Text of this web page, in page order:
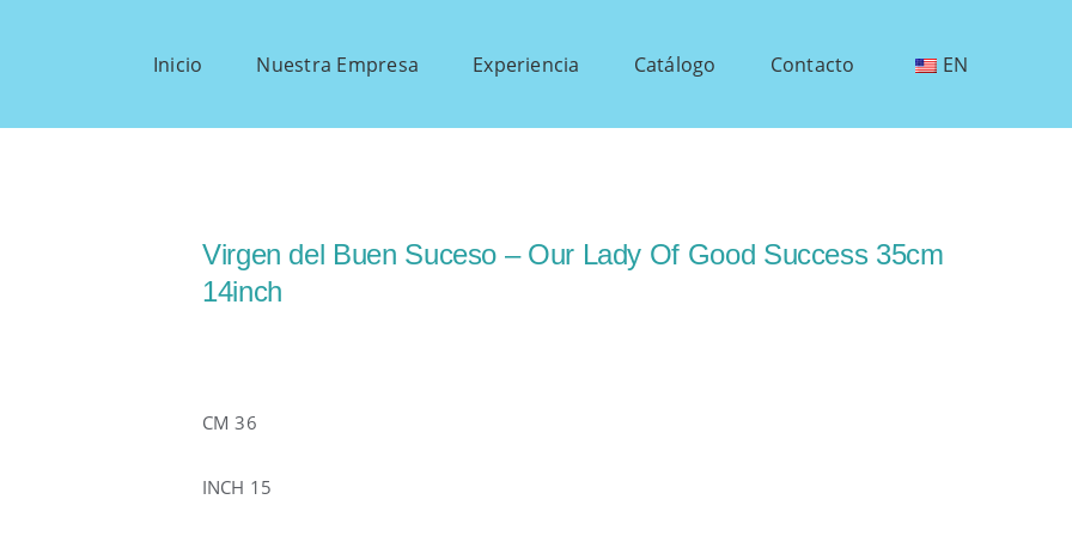
Inicio Nuestra Empresa Experiencia Catálogo Contacto EN
Virgen del Buen Suceso – Our Lady Of Good Success 35cm
14inch
CM 36
INCH 15